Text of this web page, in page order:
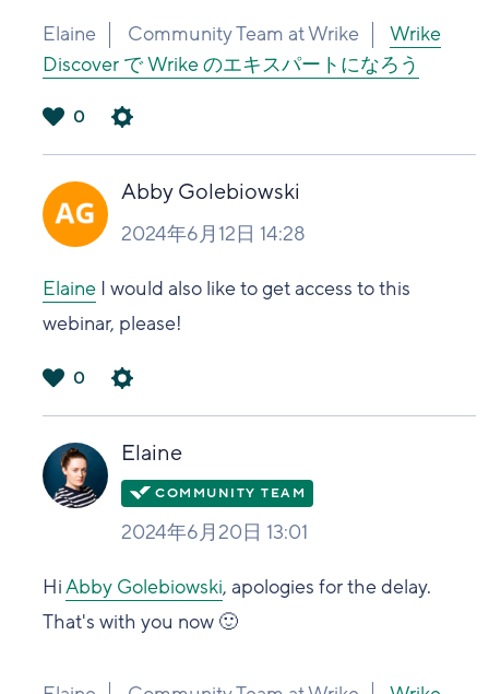
Elaine Community Team at Wrike
Wrike
Discover で Wrike のエキスパートになろう
い
0
Abby Golebiowski
2024年6月12日 14:28
Elaine I would also like to get access to this
webinar, please!
い
0
Elaine
2024年6月20日 13:01
HiAbby Golebiowski, apologies for the delay.
That's with you now 🙂